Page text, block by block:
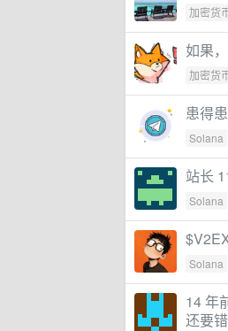
加密货
如果
加密货
患得
Solana
站长
Solana
Solana
14 年
还要